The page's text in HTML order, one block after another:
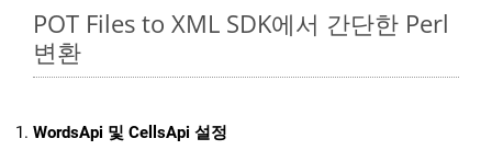
POT Files to XML SDK에서 간단한 Perl
변환
WordsApi 및 CellsApi 설정